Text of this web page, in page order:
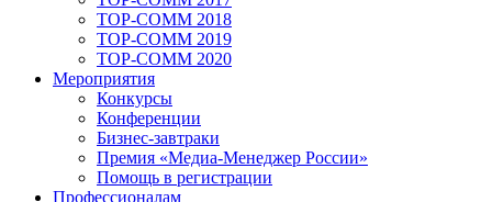
TOP-COMM 2018
TOP-COMM 2019
TOP-COMM 2020
Мероприятия
Конкурсы
Конференции
Бизнес-завтраки
Премия «Медиа-Менеджер России»
Помощь в регистрации
Профессионалам